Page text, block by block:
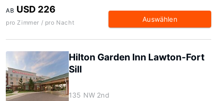
AB USD 226
pro Zimmer / pro Nacht Auswählen
Hilton Garden Inn Lawton-Fort
Sill
135 NW 2nd